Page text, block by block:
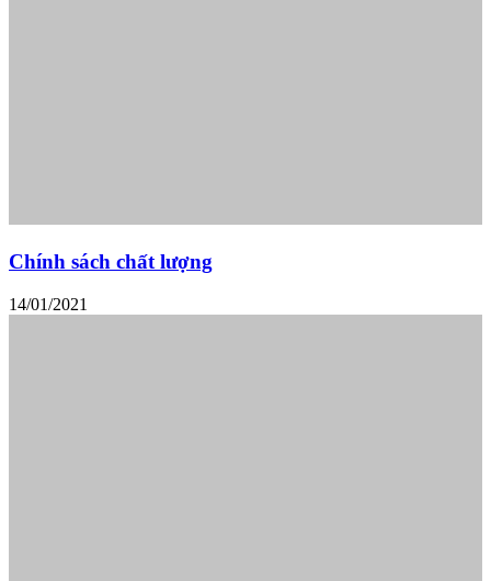
Chính sách chất lượng
14/01/2021